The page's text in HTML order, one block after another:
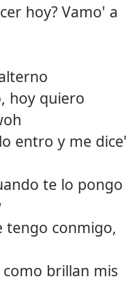
hoy? Vamo' a
hoy quiero
entro y me dice'
te lo pongo
tengo conmigo,
brillan mis